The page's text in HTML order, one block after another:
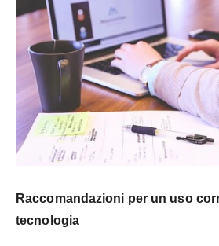
Raccomandazioni per un uso
tecnologia